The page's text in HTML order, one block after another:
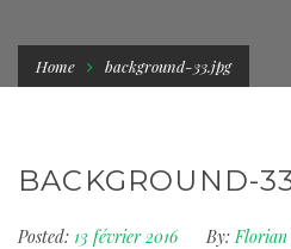
Home background-33.jpg
BACKGROUND-
Posted: 13 février 2016 By: Florian